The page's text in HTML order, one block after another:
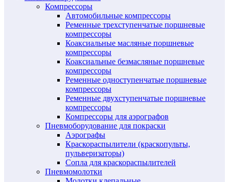
Компрессоры
Автомобильные компрессоры
Ременные трехступенчатые поршневые
компрессоры
Коаксиальные масляные поршневые
компрессоры
Коаксиальные безмасляные поршневые
компрессоры
Ременные одноступенчатые поршневые
компрессоры
Ременные двухступенчатые поршневые
компрессоры
Компрессоры для аэрографов
Пневмоборудование для покраски
Аэрографы
Краскораспылители (краскопульты,
пульверизаторы)
Сопла для краскораспылителей
Пневмомолотки